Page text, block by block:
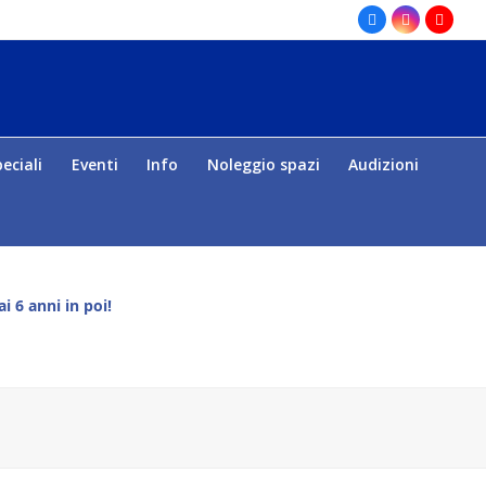
Facebook
Instagram
Eventi Info Noleggio spazi Audizioni
6 anni in poi!